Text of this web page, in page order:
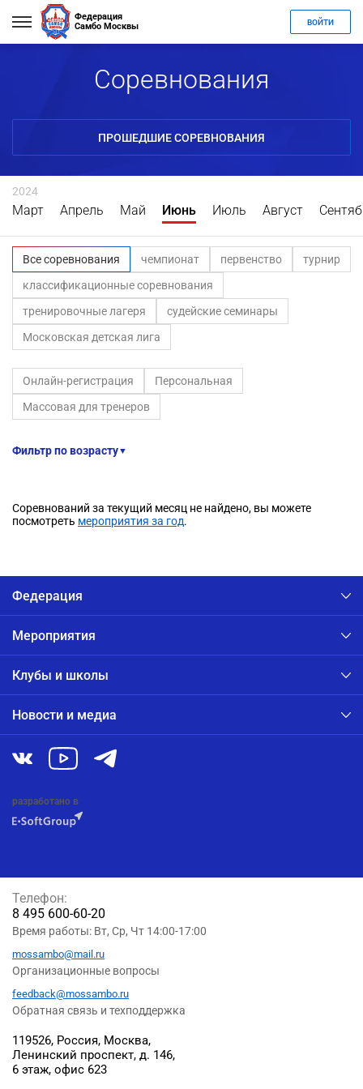
Федерация
Самбо Москвы
ВОЙТИ
Соревнования
ПРОШЕДШИЕ СОРЕВНОВАНИЯ
2024
Март Апрель Май Июнь Июль Август
Все соревнования чемпионат первенство
турнир
классификационные соревнования
тренировочные лагеря
судейские семинары
Московская детская лига
Онлайн-регистрация
Персональная
Массовая для тренеров
Фильтр по возрасту▼
Соревнований за текущий месяц не найдено, вы можете
посмотреть мероприятия за год.
Федерация
Мероприятия
Клубы и школы
Новости и медиа
разработано в
119526, Россия, Москва,
Ленинский проспект, д. 146,
6 этаж, офис 623
Телефон:
8 495 600-60-20
Время работы: Вт, Ср, Чт 14:00-17:00
mossambo@mail.ru
Организационные вопросы
feedback@mossambo.ru
Обратная связь и техподдержка